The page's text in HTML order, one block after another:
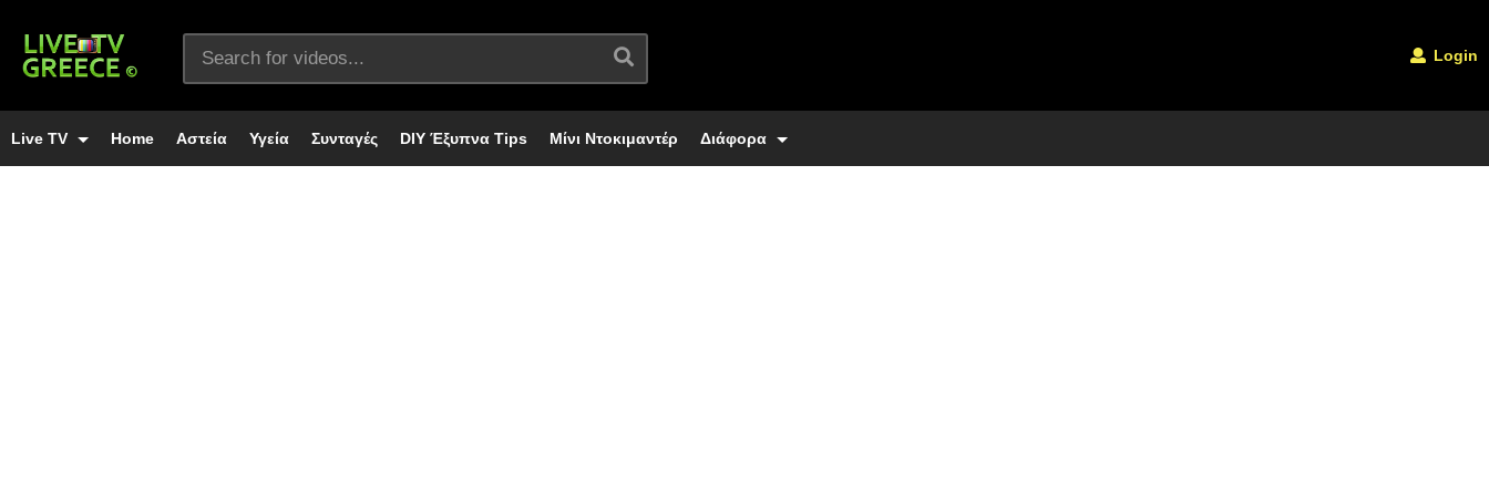
Login
Live TV Home Αστεία Υγεία Συνταγές DIY Έξυπνα Tips Μίνι Ντοκιμαντέρ Διάφορα